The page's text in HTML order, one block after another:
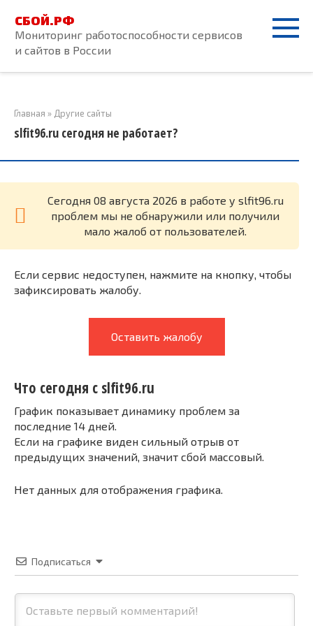
контенту
СБОЙ.РФ
Мониторинг работоспособности сервисов
и сайтов в России
Главная » Другие сайты
slfit96.ru сегодня не работает?
Cегодня 08 августа 2026 в работе у slfit96.ru
проблем мы не обнаружили или получили
мало жалоб от пользователей.
Если сервис недоступен, нажмите на кнопку, чтобы
зафиксировать жалобу.
Оставить жалобу
Что сегодня с slfit96.ru
График показывает динамику проблем за
последние 14 дней.
Если на графике виден сильный отрыв от
предыдущих значений, значит сбой массовый.
Нет данных для отображения графика.
Подписаться